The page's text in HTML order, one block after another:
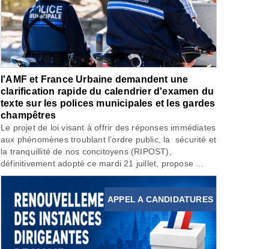
l'AMF et France Urbaine demandent une
clarification rapide du calendrier d'examen du
texte sur les polices municipales et les gardes
champêtres
Le projet de loi visant à offrir des réponses immédiates
aux phénomènes troublant l’ordre public, la sécurité et
la tranquillité de nos concitoyens (RIPOST),
définitivement adopté ce mardi 21 juillet, propose ...
APPEL A CANDIDATURES